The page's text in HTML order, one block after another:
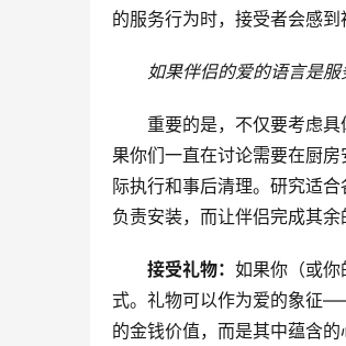
的服务行为时，接受者会感
如果伴侣的爱的语言是服
重要的是，不仅要考虑
果你们一直在讨论需要在厨
际执行和事后清理。研究适
负责安装，而让伴侣完成其
接受礼物： 如果你（或
式。礼物可以作为爱的象征
的金钱价值，而是其中蕴含的